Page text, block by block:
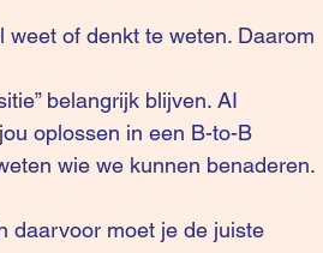
oplossen in een B-to-B
wie we kunnen benaderen.